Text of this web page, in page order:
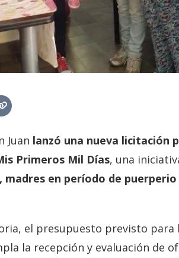
Juan lanzó una nueva licitación
Primeros Mil Días, una
madres en período de
el presupuesto previsto para
la recepción y evaluación de